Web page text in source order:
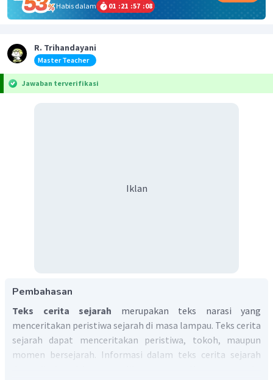
Habis dalam
01 :21 :57 :07
R. Trihandayani
Master Teacher
Jawaban terverifikasi
Iklan
Pembahasan
Teks cerita sejarah merupakan teks narasi yang
menceritakan peristiwa sejarah di masa lampau. Teks cerita
sejarah dapat menceritakan peristiwa, tokoh, maupun
momen bersejarah. Informasi dalam teks cerita sejarah